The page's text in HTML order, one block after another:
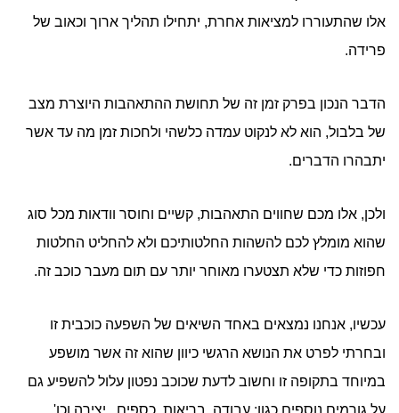
אלו שהתעוררו למציאות אחרת, יתחילו תהליך ארוך וכאוב של
פרידה.
הדבר הנכון בפרק זמן זה של תחושת ההתאהבות היוצרת מצב
של בלבול, הוא לא לנקוט עמדה כלשהי ולחכות זמן מה עד אשר
יתבהרו הדברים.
ולכן, אלו מכם שחווים התאהבות, קשיים וחוסר וודאות מכל סוג
שהוא מומלץ לכם להשהות החלטותיכם ולא להחליט החלטות
חפוזות כדי שלא תצטערו מאוחר יותר עם תום מעבר כוכב זה.
עכשיו, אנחנו נמצאים באחד השיאים של השפעה כוכבית זו
ובחרתי לפרט את הנושא הרגשי כיוון שהוא זה אשר מושפע
במיוחד בתקופה זו וחשוב לדעת שכוכב נפטון עלול להשפיע גם
על גורמים נוספים כגון: עבודה, בריאות, כספים , יצירה וכו'.